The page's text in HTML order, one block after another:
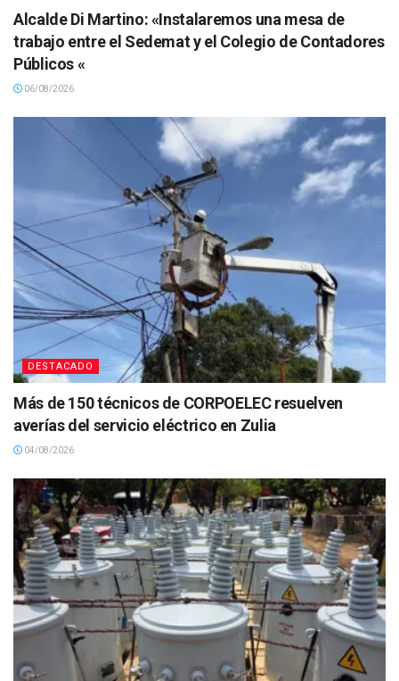
Alcalde Di Martino: «Instalaremos una mesa de
trabajo entre el Sedemat y el Colegio de Contadores
Públicos «
06/08/2026
DESTACADO
Más de 150 técnicos de CORPOELEC resuelven
averías del servicio eléctrico en Zulia
04/08/2026